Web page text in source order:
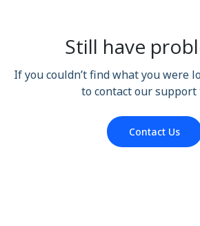
Still have
If you couldn’t find what you were
to contact our support